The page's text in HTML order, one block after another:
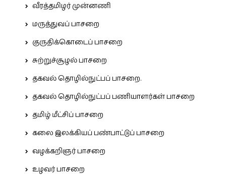
வீரத்தமிழர் முன்னணி
மருத்துவப் பாசறை
குருதிக்கொடைப் பாசறை
சுற்றுச்சூழல் பாசறை
தகவல் தொழில்நுட்பப் பாசறை.
தகவல் தொழில்நுட்பப் பணியாளர்கள் பாசறை
தமிழ் மீட்சிப் பாசறை
கலை இலக்கியப் பண்பாட்டுப் பாசறை
வழக்கறிஞர் பாசறை
உழவர் பாசறை